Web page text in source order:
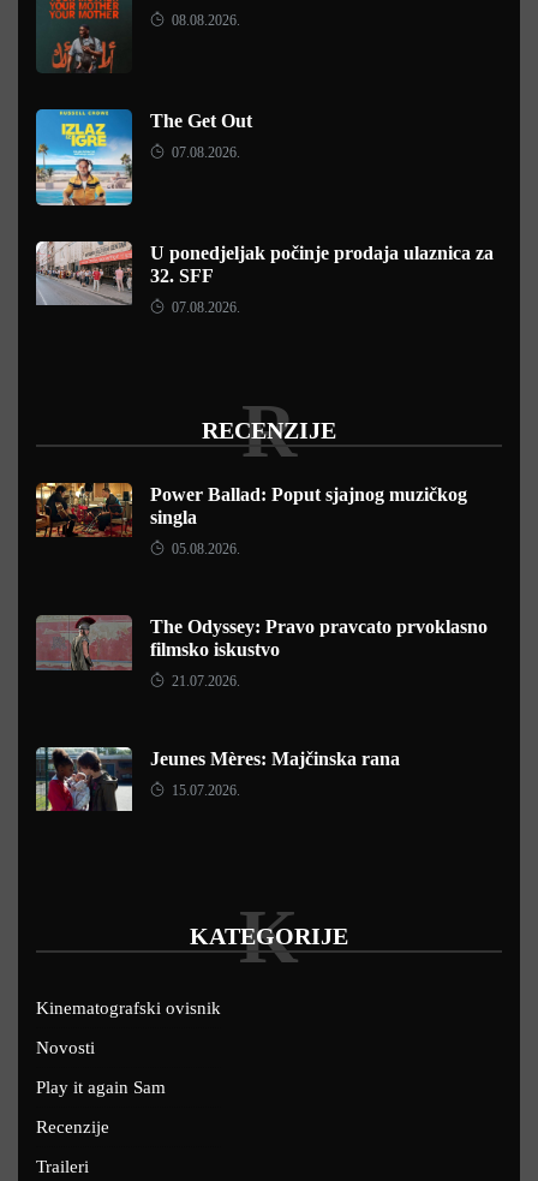
08.08.2026.
The Get Out
07.08.2026.
U ponedjeljak počinje prodaja ulaznica za
32. SFF
07.08.2026.
RECENZIJE
R
Power Ballad: Poput sjajnog muzičkog
singla
05.08.2026.
The Odyssey: Pravo pravcato prvoklasno
filmsko iskustvo
21.07.2026.
Jeunes Mères: Majčinska rana
15.07.2026.
KATEGORIJE
K
Kinematografski ovisnik
Novosti
Play it again Sam
Recenzije
Traileri